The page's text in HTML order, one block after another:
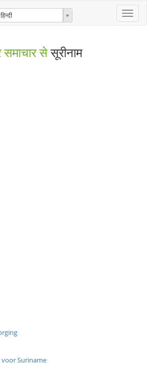
Toggle
हिन्दी
समाचार सेसूरीनाम
voor Suriname